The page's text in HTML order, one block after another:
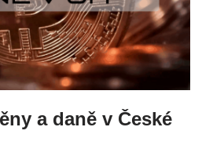
a daně v České